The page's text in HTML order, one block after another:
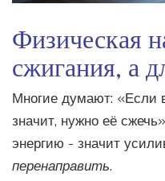
Физическая
сжигания, а
Многие думают: «Если
значит, нужно её
энергию - значит
перенаправить.